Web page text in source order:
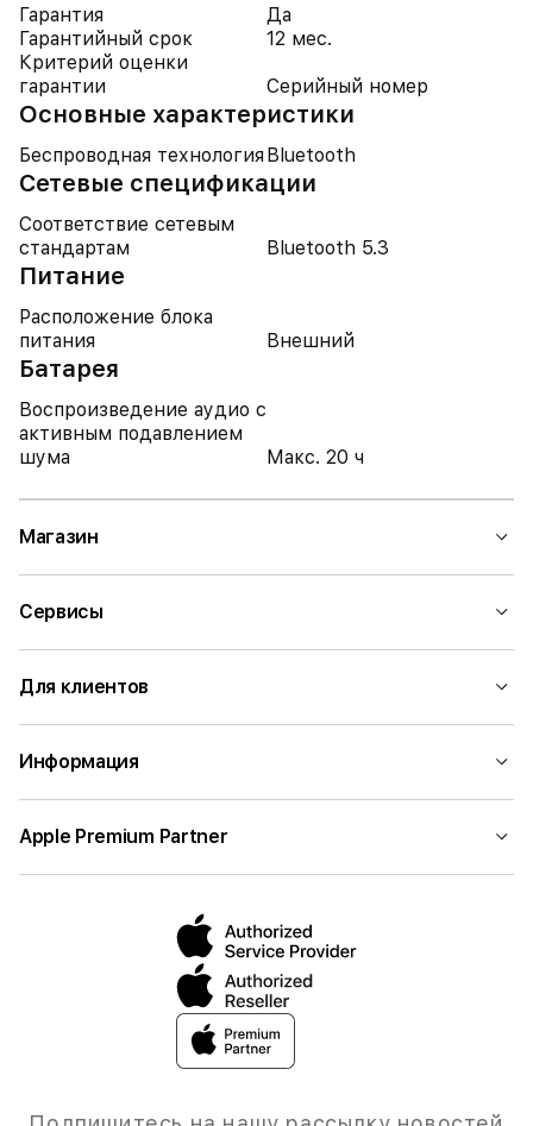
Гарантия
Да
Гарантийный срок
12 мес.
Критерий оценки
гарантии
Серийный номер
Основные характеристики
Беспроводная технология Bluetooth
Cетевые спецификации
Соответствие сетевым
стандартам
Bluetooth 5.3
Питание
Расположение блока
питания
Внешний
Батарея
Воспроизведение аудио с
активным подавлением
шума
Макс. 20 ч
Магазин
Сервисы
Для клиентов
Информация
Apple Premium Partner